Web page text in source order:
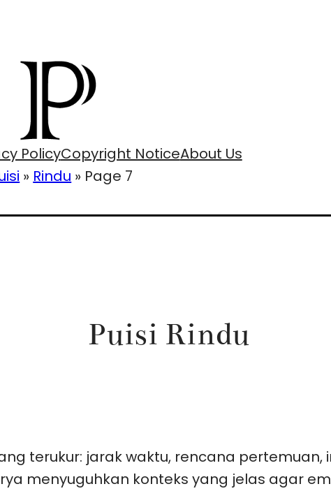
PolicyCopyright NoticeAbout Us
» Rindu » Page 7
Puisi Rindu
terukur: jarak waktu, rencana
menyuguhkan konteks yang jelas agar